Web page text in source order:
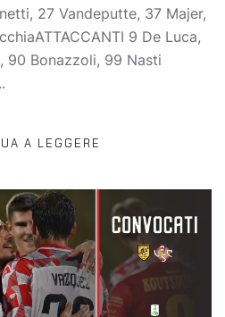
27 Vandeputte, 37 Majer,
9 De Luca,
90 Bonazzoli, 99 Nasti
A LEGGERE